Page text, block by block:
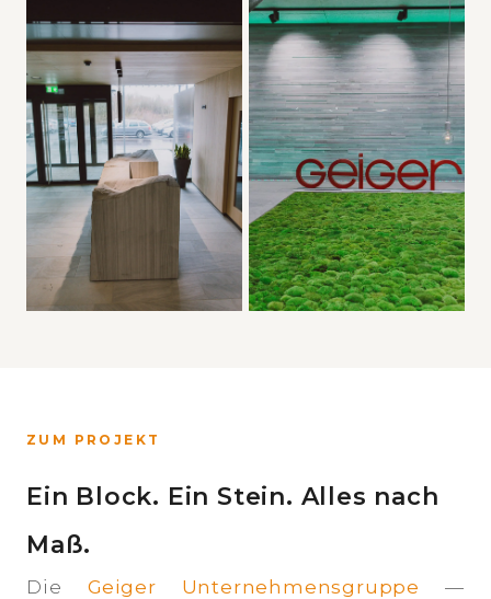
ZUM PROJEKT
Ein Block. Ein Stein. Alles nach
Maß.
Die Geiger Unternehmensgruppe
—